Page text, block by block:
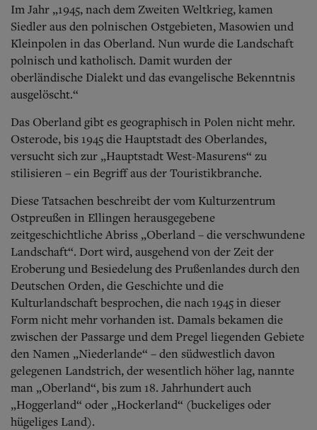
Start
Wer wir sind
Aktuelle Ausgabe
Abonnenten-Login
Abo Prämien
Archiv
Mediadaten
Bücher
Kontakt
Datenschutz
Im Jahr „1945, nach dem Zweiten Weltkrieg, kamen
Siedler aus den polnischen Ostgebieten, Masowien und
Kleinpolen in das Oberland. Nun wurde die Landschaft
polnisch und katholisch. Damit wurden der
oberländische Dialekt und das evangelische Bekenntnis
ausgelöscht.“
Das Oberland gibt es geographisch in Polen nicht mehr.
Osterode, bis 1945 die Hauptstadt des Oberlandes,
versucht sich zur „Hauptstadt West-Masurens“ zu
stilisieren – ein Begriff aus der Touristikbranche.
Diese Tatsachen beschreibt der vom Kulturzentrum
Ostpreußen in Ellingen herausgegebene
zeitgeschichtliche Abriss „Oberland – die verschwundene
Landschaft“. Dort wird, ausgehend von der Zeit der
Eroberung und Besiedelung des Prußenlandes durch den
Deutschen Orden, die Geschichte und die
Kulturlandschaft besprochen, die nach 1945 in dieser
Form nicht mehr vorhanden ist. Damals bekamen die
zwischen der Passarge und dem Pregel liegenden Gebiete
den Namen „Niederlande“ – den südwestlich davon
gelegenen Landstrich, der wesentlich höher lag, nannte
man „Oberland“, bis zum 18. Jahrhundert auch
„Hoggerland“ oder „Hockerland“ (buckeliges oder
hügeliges Land).